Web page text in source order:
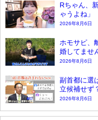
Rちゃん、
ゃうよね」
2026年8月6日
ホモサピ、
婚してませ
2026年8月6日
副首都に選
立候補せず
2026年8月6日